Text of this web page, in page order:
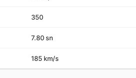
350
7.80 sn
185 km/s